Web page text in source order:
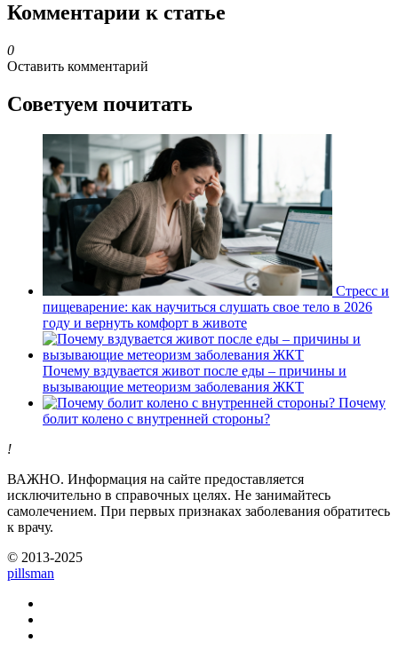
Комментарии к статье
0
Оставить комментарий
Советуем почитать
Стресс и
пищеварение: как научиться слушать свое тело в 2026
году и вернуть комфорт в животе
Почему вздувается живот после еды – причины и
вызывающие метеоризм заболевания ЖКТ
Почему
болит колено с внутренней стороны?
!
ВАЖНО. Информация на сайте предоставляется
исключительно в справочных целях. Не занимайтесь
самолечением. При первых признаках заболевания обратитесь
к врачу.
© 2013-2025
pillsman